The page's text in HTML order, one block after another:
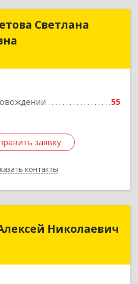
Светлана
55
заявку
контакты
Светлана
Подробнее
заявку
Назад
Николаевич
Николаевич